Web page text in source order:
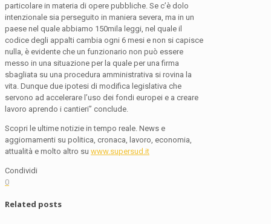
particolare in materia di opere pubbliche. Se c’è dolo
intenzionale sia perseguito in maniera severa, ma in un
paese nel quale abbiamo 150mila leggi, nel quale il
codice degli appalti cambia ogni 6 mesi e non si capisce
nulla, è evidente che un funzionario non può essere
messo in una situazione per la quale per una firma
sbagliata su una procedura amministrativa si rovina la
vita. Dunque due ipotesi di modifica legislativa che
servono ad accelerare l’uso dei fondi europei e a creare
lavoro aprendo i cantieri” conclude.
Scopri le ultime notizie in tempo reale. News e
aggiornamenti su politica, cronaca, lavoro, economia,
attualità e molto altro su www.supersud.it
Condividi
0
Related posts